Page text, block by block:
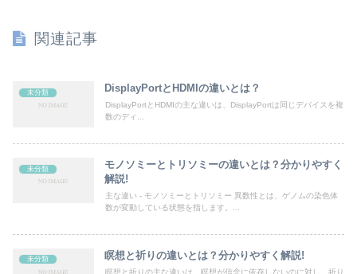
関連記事
未分類 DisplayPortとHDMIの違いとは？
DisplayPortとHDMIの主な違いは、DisplayPortは同じデバイスを複
数のディ...
未分類
モノソミーとトリソミーの違いとは？分かりやすく
解説!
主な違い - モノソミーとトリソミー 異数性とは、ゲノムの染色体
数が変動している状態を指します。...
未分類 瞑想と祈りの違いとは？分かりやすく解説!
瞑想と祈りの主な違いは、瞑想が信念に依存しないのに対し、祈り